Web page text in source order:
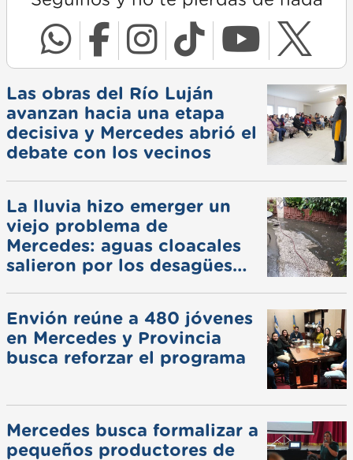
Las obras del Río Luján
avanzan hacia una etapa
decisiva y Mercedes abrió el
debate con los vecinos
La lluvia hizo emerger un
viejo problema de
Mercedes: aguas cloacales
salieron por los desagües
Envión reúne a 480 jóvenes
en Mercedes y Provincia
busca reforzar el programa
Mercedes busca formalizar a
pequeños productores de